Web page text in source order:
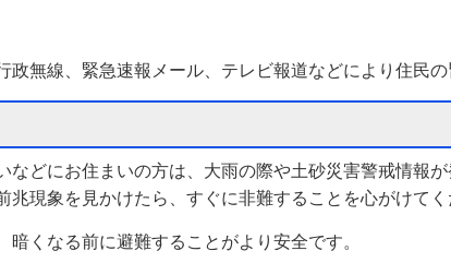
無線、緊急速報メール、テレビ報道などにより住民の
どにお住まいの方は、大雨の際や土砂災害警戒情報
現象を見かけたら、すぐに非難することを心がけてく
くなる前に避難することがより安全です。